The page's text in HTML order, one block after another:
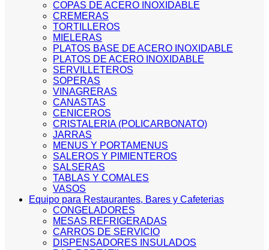
COPAS DE ACERO INOXIDABLE
CREMERAS
TORTILLEROS
MIELERAS
PLATOS BASE DE ACERO INOXIDABLE
PLATOS DE ACERO INOXIDABLE
SERVILLETEROS
SOPERAS
VINAGRERAS
CANASTAS
CENICEROS
CRISTALERIA (POLICARBONATO)
JARRAS
MENUS Y PORTAMENUS
SALEROS Y PIMIENTEROS
SALSERAS
TABLAS Y COMALES
VASOS
Equipo para Restaurantes, Bares y Cafeterias
CONGELADORES
MESAS REFRIGERADAS
CARROS DE SERVICIO
DISPENSADORES INSULADOS